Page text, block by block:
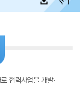
협력사업을 개발·